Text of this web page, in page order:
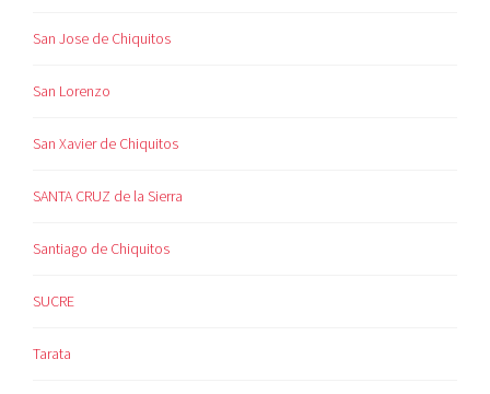
San Jose de Chiquitos
San Lorenzo
San Xavier de Chiquitos
SANTA CRUZ de la Sierra
Santiago de Chiquitos
SUCRE
Tarata